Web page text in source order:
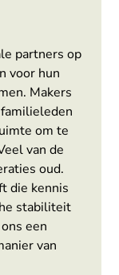
partners op
voor hun
Makers
om te
van de
oud.
die kennis
stabiliteit
een
van